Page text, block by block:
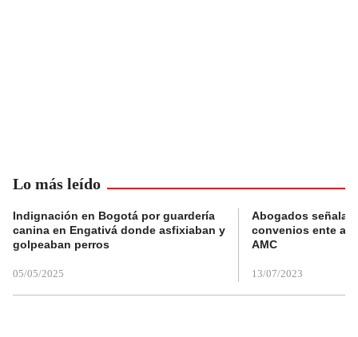
Lo más leído
Indignación en Bogotá por guardería
canina en Engativá donde asfixiaban y
golpeaban perros
05/05/2025
Abogados
convenios ente
AMC
13/07/2023